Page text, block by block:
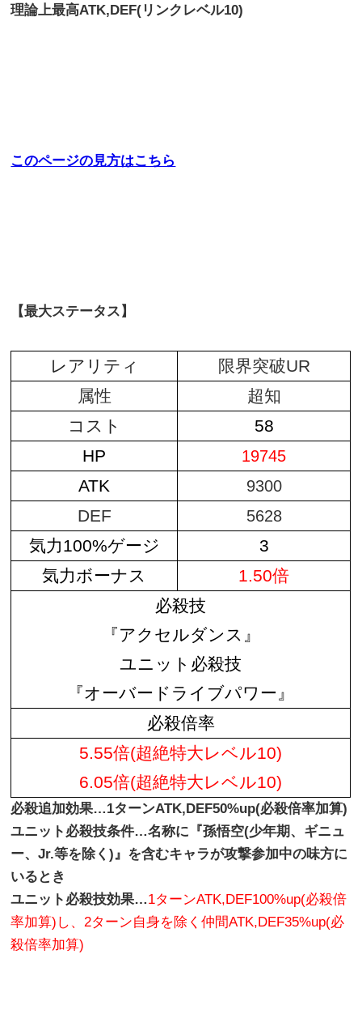
理論上最高ATK,DEF(リンクレベル10)
このページの見方はこちら
【最大ステータス】
レアリティ
限界突破UR
属性
超知
コスト
58
HP
19745
ATK 9300
DEF 5628
気力100%ゲージ
3
気力ボーナス
1.50倍
必殺技
『アクセルダンス』
ユニット必殺技
『オーバードライブパワー』
必殺倍率
5.55倍(超絶特大レベル10)
6.05倍(超絶特大レベル10)
必殺追加効果…1ターンATK,DEF50%up(必殺倍率加算)
ユニット必殺技条件…名称に『孫悟空(少年期、ギニュ
ー、Jr.等を除く)』を含むキャラが攻撃参加中の味方に
いるとき
ユニット必殺技効果…1ターンATK,DEF100%up(必殺倍
率加算)し、2ターン自身を除く仲間ATK,DEF35%up(必
殺倍率加算)